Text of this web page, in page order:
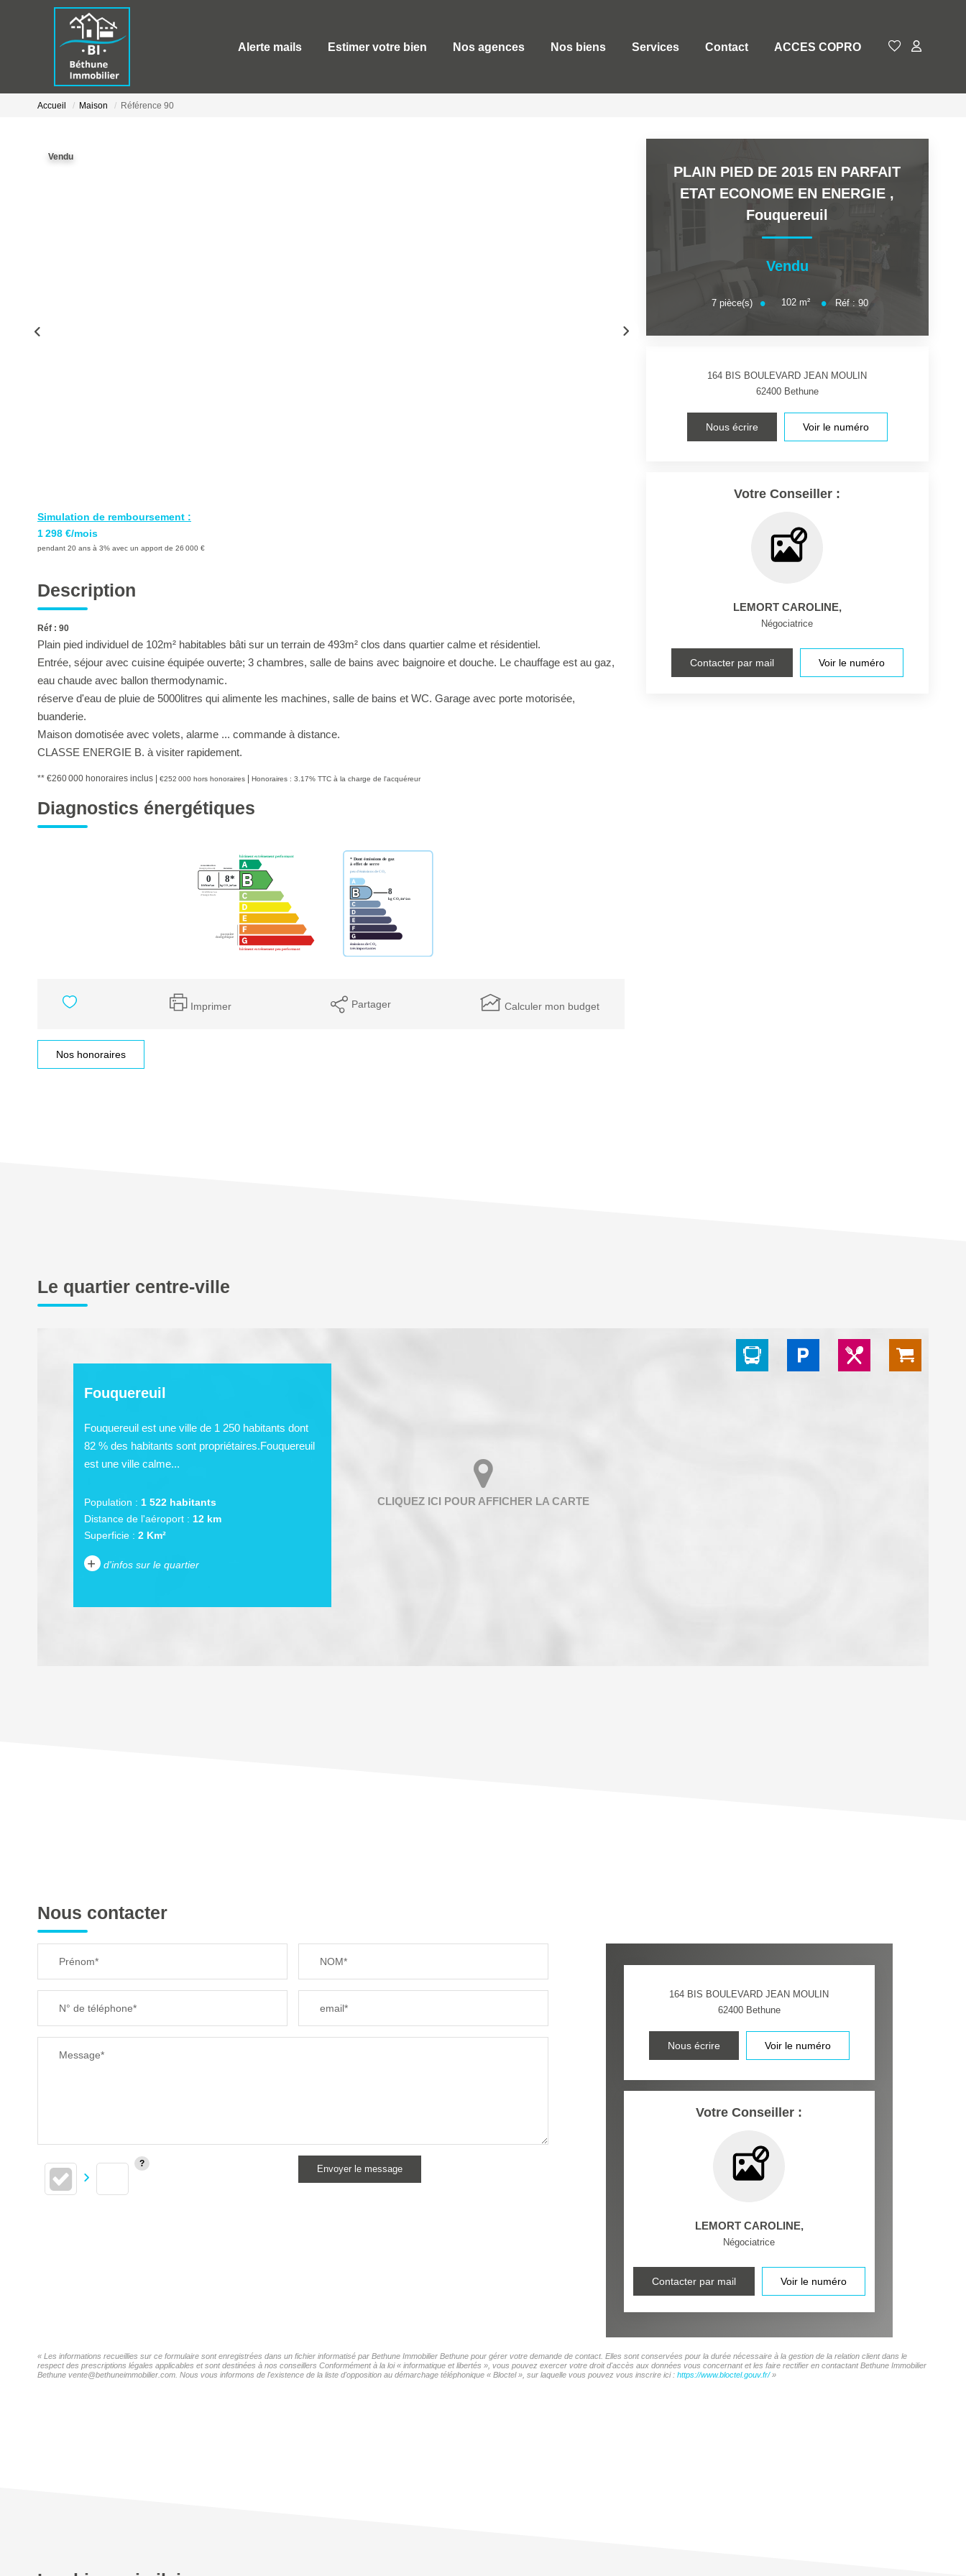
Alerte mails Estimer votre bien Nos agences Nos biens Services Contact ACCES COPRO
Accueil Maison Référence 90
Vendu
Simulation de remboursement :
1 298 €/mois
pendant 20 ans à 3% avec un apport de 26 000 €
Description
Réf : 90
Plain pied individuel de 102m² habitables bâti sur un terrain de 493m² clos dans quartier calme et résidentiel.
Entrée, séjour avec cuisine équipée ouverte; 3 chambres, salle de bains avec baignoire et douche. Le chauffage est au gaz,
eau chaude avec ballon thermodynamic.
réserve d'eau de pluie de 5000litres qui alimente les machines, salle de bains et WC. Garage avec porte motorisée,
buanderie.
Maison domotisée avec volets, alarme ... commande à distance.
CLASSE ENERGIE B. à visiter rapidement.
** €260 000 honoraires inclus €252 000 hors honoraires Honoraires : 3.17% TTC à la charge de l'acquéreur
Diagnostics énergétiques
Imprimer Partager Calculer mon budget
Nos honoraires
PLAIN PIED DE 2015 EN PARFAIT
ETAT ECONOME EN ENERGIE ,
Fouquereuil
Vendu
7pièce(s) 102m² Réf :90
164 BIS BOULEVARD JEAN MOULIN
62400 Bethune
Nous écrire Voir le numéro
Votre Conseiller :
LEMORT CAROLINE,
Négociatrice
Contacter par mail Voir le numéro
Le quartier centre-ville
Fouquereuil
Fouquereuil est une ville de 1 250 habitants dont
82 % des habitants sont propriétaires.Fouquereuil
est une ville calme...
Population : 1 522 habitants
Distance de l'aéroport : 12 km
Superficie : 2 Km²
+ d'infos sur le quartier
Nous contacter
Prénom* NOM*
N° de téléphone* email*
Message*
Envoyer le message
164 BIS BOULEVARD JEAN MOULIN
62400 Bethune
Nous écrire Voir le numéro
Votre Conseiller :
LEMORT CAROLINE,
Négociatrice
Contacter par mail Voir le numéro
« Les informations recueillies sur ce formulaire sont enregistrées dans un fichier informatisé par Bethune Immobilier Bethune pour gérer votre demande de contact. Elles sont conservées pour la durée nécessaire à la gestion de la relation client dans le
respect des prescriptions légales applicables et sont destinées à nos conseillers Conformément à la loi « informatique et libertés », vous pouvez exercer votre droit d'accès aux données vous concernant et les faire rectifier en contactant Bethune Immobilier
Bethune vente@bethuneimmobilier.com. Nous vous informons de l'existence de la liste d'opposition au démarchage téléphonique « Bloctel », sur laquelle vous pouvez vous inscrire ici : https://www.bloctel.gouv.fr/»